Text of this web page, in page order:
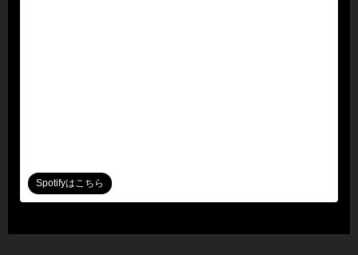
Spotifyはこちら